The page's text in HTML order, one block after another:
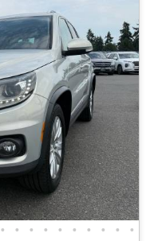
• • • • • • • • • •